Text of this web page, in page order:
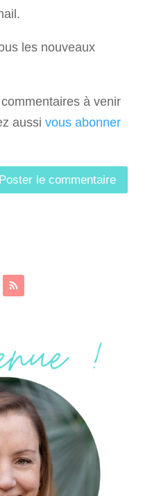
les nouveaux
à venir
aussi vous abonner